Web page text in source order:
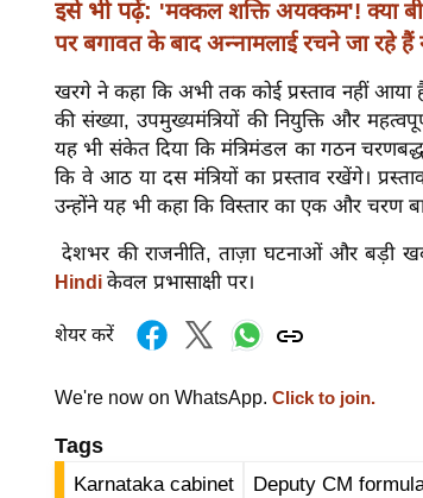
इसे भी पढ़ें: 'मक्कल शक्ति अयक्कम'! क्या
पर बगावत के बाद अन्नामलाई रचने जा रहे हैं
खरगे ने कहा कि अभी तक कोई प्रस्ताव नहीं आया
की संख्या, उपमुख्यमंत्रियों की नियुक्ति और
यह भी संकेत दिया कि मंत्रिमंडल का गठन
कि वे आठ या दस मंत्रियों का प्रस्ताव रखेंगे।
उन्होंने यह भी कहा कि विस्तार का एक और चरण
देशभर की राजनीति, ताज़ा घटनाओं और बड़ी
Hindi केवल प्रभासाक्षी पर।
शेयर करें
We're now on WhatsApp. Click to join.
Tags
Karnataka cabinet Deputy CM